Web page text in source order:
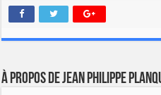
À propos de Jean Philippe